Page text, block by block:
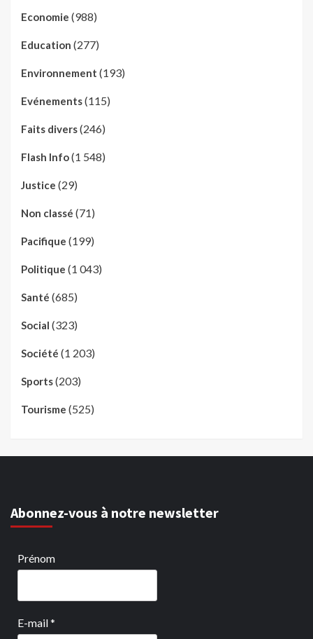
Economie (988)
Education (277)
Environnement (193)
Evénements(115)
Faits divers(246)
Flash Info(1 548)
Justice (29)
Non classé (71)
Pacifique (199)
Politique (1 043)
Santé (685)
Social (323)
Société (1 203)
Sports(203)
Tourisme (525)
Abonnez-vous à notre newsletter
Prénom
E-mail*